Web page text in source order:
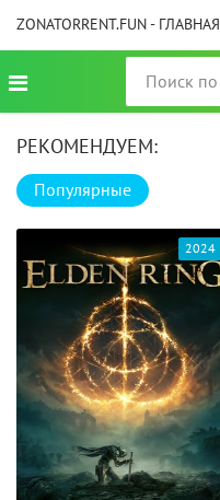
ZONATORRENT.FUN - ГЛАВНАЯ
РЕКОМЕНДУЕМ:
Популярные
2024